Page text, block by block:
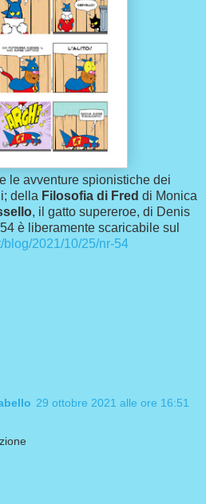
le avventure spionistiche dei
della Filosofia di Fred di Monica
, il gatto supereroe, di Denis
è liberamente scaricabile sul
blog/2021/10/25/nr-54
29 ottobre 2021 alle ore 16:51